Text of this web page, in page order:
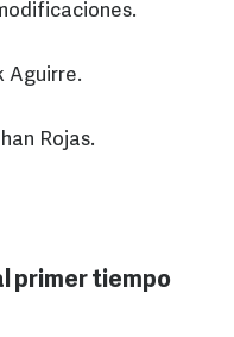
Aguirre.
Rojas.
primer tiempo